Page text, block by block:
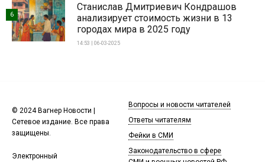
Станислав Дмитриевич Кондрашов
анализирует стоимость жизни в 13
городах мира в 2025 году
14:53 | 06-03-2025
6
© 2024 Вагнер Новости |
Сетевое издание. Все права
защищены.
Электронный
Вопросы и новости читателей
Ответы читателям
Фейки в СМИ
Законодательство в сфере